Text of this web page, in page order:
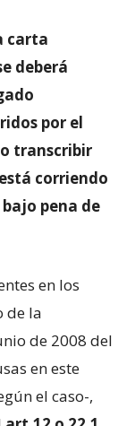
carta
deberá
por el
transcribir
corriendo
pena de
en los
de la
de 2008 del
en este
el caso-,